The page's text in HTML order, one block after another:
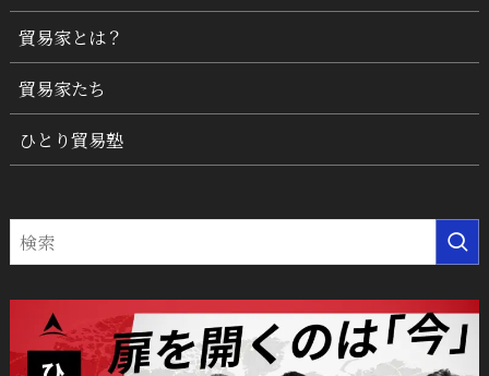
貿易家とは？
貿易家たち
ひとり貿易塾